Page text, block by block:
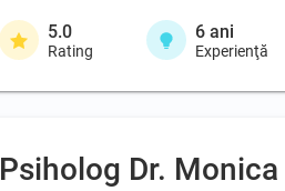
5.0
Rating
6 ani
Experienţă
Psiholog Dr.